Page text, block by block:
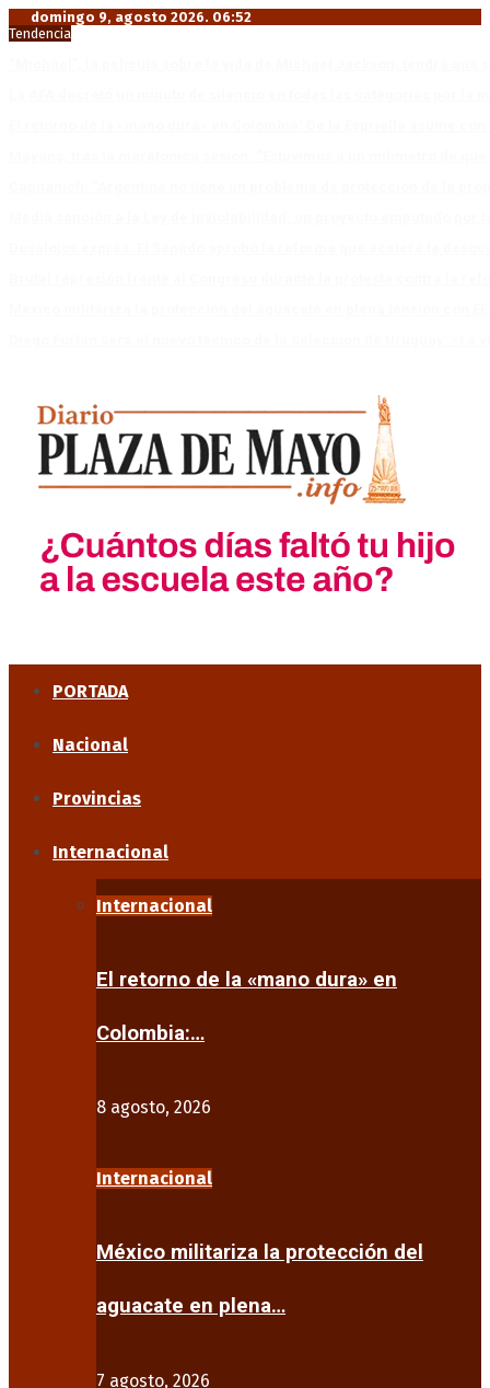
domingo 9, agosto 2026. 06:52
Tendencia
PORTADA
Nacional
Provincias
Internacional
Internacional
El retorno de la «mano dura» en
Colombia:…
8 agosto, 2026
Internacional
México militariza la protección del
aguacate en plena…
7 agosto, 2026